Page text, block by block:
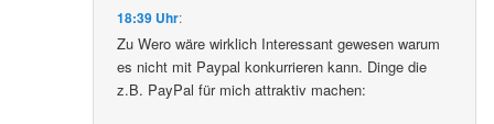
18:39 Uhr:
Zu Wero wäre wirklich Interessant gewesen warum
es nicht mit Paypal konkurrieren kann. Dinge die
z.B. PayPal für mich attraktiv machen: